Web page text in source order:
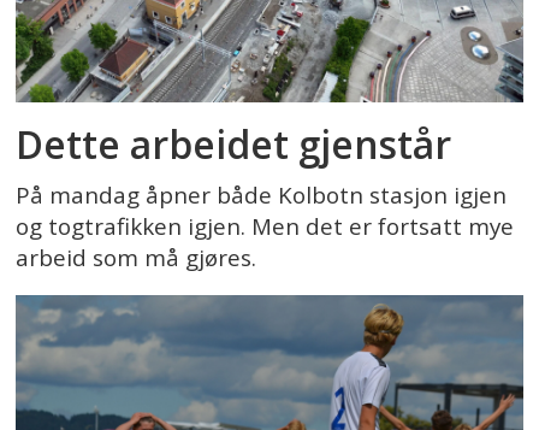
Dette arbeidet gjenstår
På mandag åpner både Kolbotn stasjon igjen
og togtrafikken igjen. Men det er fortsatt mye
arbeid som må gjøres.